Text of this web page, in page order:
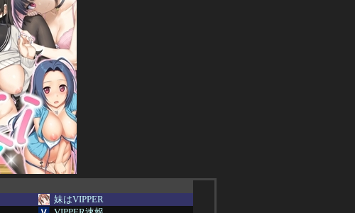
妹はVIPPER